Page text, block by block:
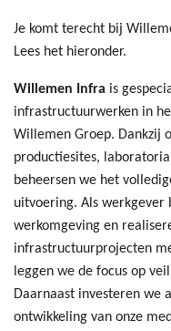
Je komt terecht bij
Lees het hieronder.
Willemen Infra is
infrastructuurwerken in
Willemen Groep. Dankzij
productiesites,
beheersen we het
uitvoering. Als werkgever
werkomgeving en
infrastructuurprojecten
leggen we de focus op
Daarnaast investeren we
ontwikkeling van onze